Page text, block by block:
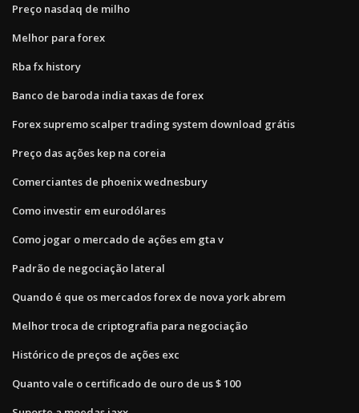
Preço nasdaq de milho
Melhor para forex
Rba fx history
Banco de baroda india taxas de forex
Forex supremo scalper trading system download grátis
Preço das ações kep na coreia
Comerciantes de phoenix wednesbury
Como investir em eurodólares
Como jogar o mercado de ações em gta v
Padrão de negociação lateral
Quando é que os mercados forex de nova york abrem
Melhor troca de criptografia para negociação
Histórico de preços de ações exc
Quanto vale o certificado de ouro de us $ 100